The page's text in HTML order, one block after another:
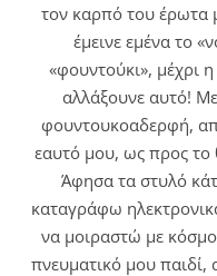
τον καρπό του έρωτα
έμεινε εμένα το
«φουντούκι», μέχρι
αλλάξουνε αυτό!
φουντουκοαδερφή,
εαυτό μου, ως προς το
Άφησα τα στυλό
καταγράφω
να μοιραστώ με
πνευματικό μου